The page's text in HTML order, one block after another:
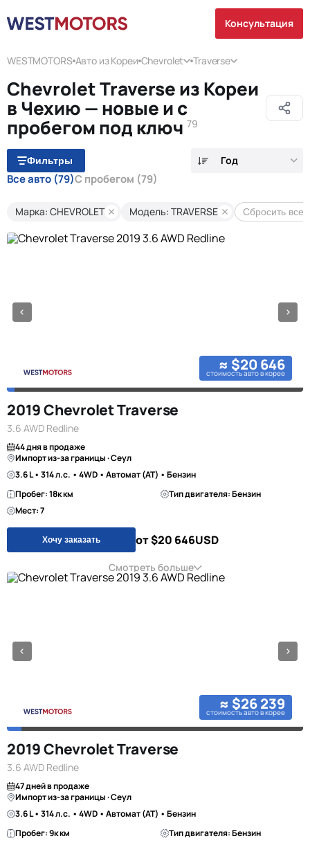
Консультация
WESTMOTORS Авто из Кореи Chevrolet Traverse
Chevrolet Traverse из Кореи
в Чехию — новые и с
пробегом под ключ 79
Фильтры Год
Все авто (79)С пробегом (79)
Марка: CHEVROLET Модель: TRAVERSE Сбросить все
≈ $20 646
стоимость авто в корее
2019 Chevrolet Traverse
3.6 AWD Redline
44 дня в продаже
Импорт из-за границы · Сеул
3.6 L • 314 л.с. • 4WD • Автомат (AT) • Бензин
Пробег: 18к км
Тип двигателя: Бензин
Мест: 7
Хочу заказать от $20 646USD
Смотреть больше
≈ $26 239
стоимость авто в корее
2019 Chevrolet Traverse
3.6 AWD Redline
47 дней в продаже
Импорт из-за границы · Сеул
3.6 L • 314 л.с. • 4WD • Автомат (AT) • Бензин
Пробег: 9к км
Тип двигателя: Бензин